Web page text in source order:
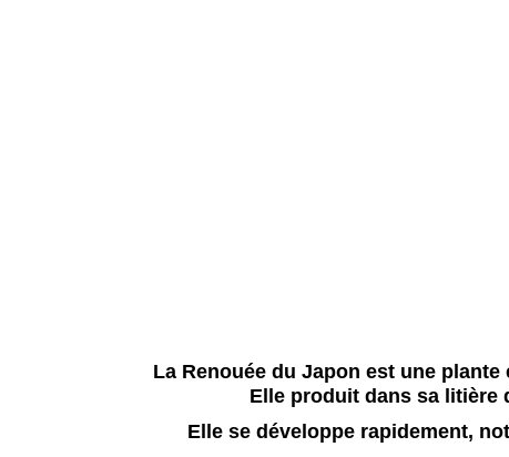
La Renouée du Japon est une
Elle produit dans sa litière
Elle se développe rapidement,